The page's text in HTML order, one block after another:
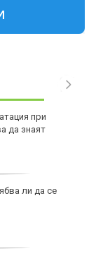
при
да знаят
ли да се